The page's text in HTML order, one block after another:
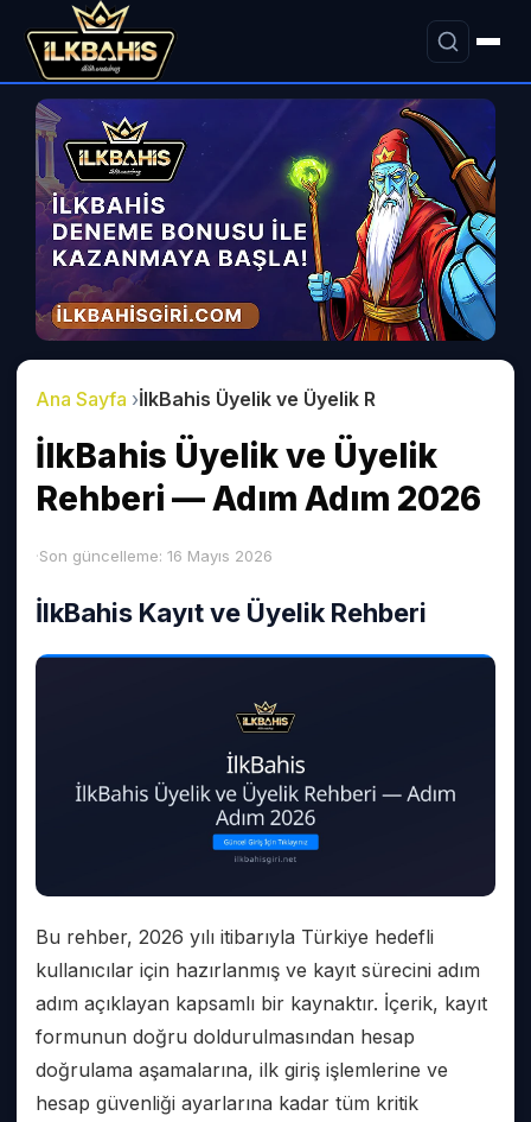
Ana Sayfa İlkBahis Üyelik ve Üyelik Rehberi — Adım
İlkBahis Üyelik ve Üyelik
Rehberi — Adım Adım 2026
Son güncelleme: 16 Mayıs 2026
İlkBahis Kayıt ve Üyelik Rehberi
Bu rehber, 2026 yılı itibarıyla Türkiye hedefli
kullanıcılar için hazırlanmış ve kayıt sürecini adım
adım açıklayan kapsamlı bir kaynaktır. İçerik, kayıt
formunun doğru doldurulmasından hesap
doğrulama aşamalarına, ilk giriş işlemlerine ve
hesap güvenliği ayarlarına kadar tüm kritik